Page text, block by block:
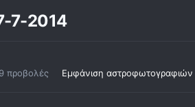
7-2014
προβολές Εμφάνιση